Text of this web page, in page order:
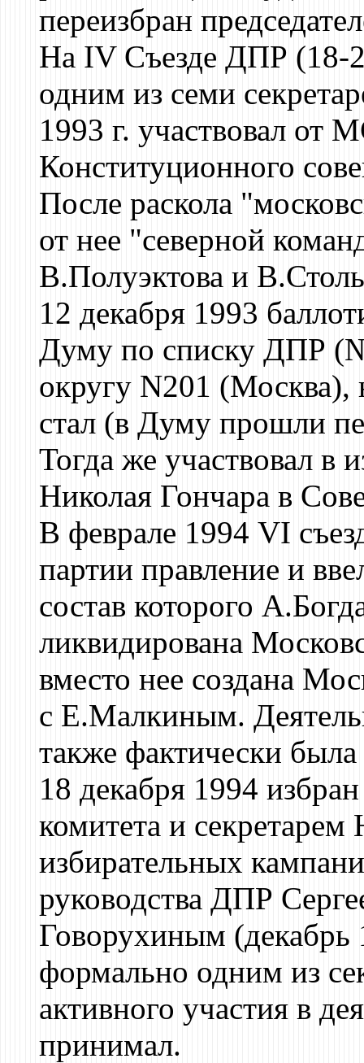
переизбран
На IV Съезде ДПР (18-
одним из семи
1993 г. участвовал от
Конституционного
После раскола
от нее "северной
В.Полуэктова и
12 декабря 1993
Думу по списку ДПР
округу N201 (Москва),
стал (в Думу прошли
Тогда же участвовал в
Николая Гончара в
В феврале 1994 VI
партии правление и
состав которого
ликвидирована
вместо нее создана
с Е.Малкиным.
также фактически
18 декабря 1994
комитета и
избирательных
руководства ДПР
Говорухиным (декабрь
формально одним из
активного участия в
принимал.